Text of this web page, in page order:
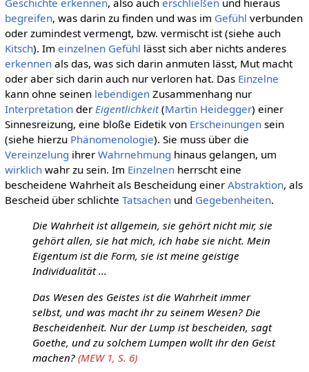
Geschichte erkennen, also auch erschließenund hieraus
begreifen, was darin zu finden und was im Gefühl verbunden
oder zumindest vermengt, bzw. vermischt ist (siehe auch
Kitsch). Im einzelnen Gefühl lässt sich aber nichts anderes
erkennenals das, was sich darin anmuten lässt, Mut macht
oder aber sich darin auch nur verloren hat. Das Einzelne
kann ohne seinen lebendigenZusammenhang nur
Interpretationder Eigentlichkeit(Martin Heidegger) einer
Sinnesreizung, eine bloße Eidetik von Erscheinungensein
(siehe hierzu Phänomenologie). Sie muss über die
Vereinzelung ihrer Wahrnehmung hinaus gelangen, um
wirklichwahr zu sein. Im Einzelnenherrscht eine
bescheidene Wahrheit als Bescheidung einer Abstraktion, als
Bescheid über schlichte Tatsachenund Gegebenheiten.
Die Wahrheit ist allgemein, sie gehört nicht mir, sie
gehört allen, sie hat mich, ich habe sie nicht. Mein
Eigentum ist die Form, sie ist meine geistige
Individualität ...
Das Wesen des Geistes ist die Wahrheit immer
selbst, und was macht ihr zu seinem Wesen? Die
Bescheidenheit. Nur der Lump ist bescheiden, sagt
Goethe, und zu solchem Lumpen wollt ihr den Geist
machen? (MEW 1, S. 6)